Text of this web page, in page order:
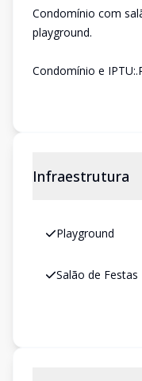
Condomínio com
playground.
Condomínio e
Infraestrutura
Playground
Salão de Festas